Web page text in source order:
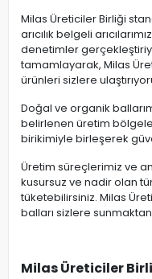
Milas Üreticiler Birliği
arıcılık belgeli
denetimler
tamamlayarak, Milas
ürünleri sizlere
Doğal ve organik
belirlenen üretim
birikimiyle birleşerek
Üretim süreçlerimiz ve
kusursuz ve nadir olan
tüketebilirsiniz. Milas
balları sizlere
Milas Üreticiler